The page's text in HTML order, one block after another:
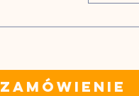
Zamówienie